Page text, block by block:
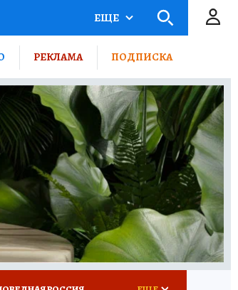
ВСЕ О КП
ЕЩЕ
РЕКЛАМА ПОДПИСКА